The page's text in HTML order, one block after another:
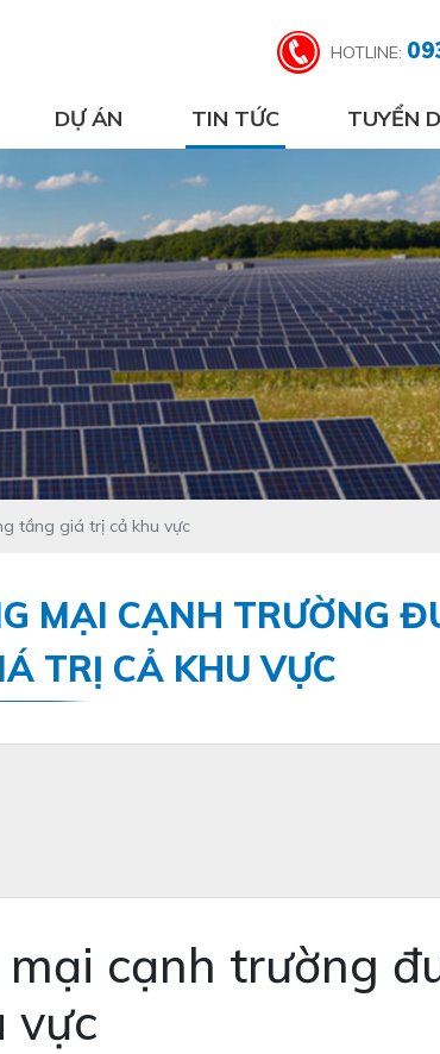
HOTLINE:
DỰ ÁN TIN TỨC TUYỂN
tầng giá trị cả khu vực
MẠI CẠNH TRƯỜNG
TRỊ CẢ KHU VỰC
cạnh trường
vực